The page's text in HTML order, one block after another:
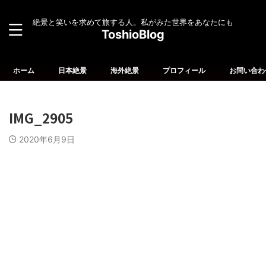
絶景と笑いを求めて旅する人。私がみた世界をあなたにも
ToshioBlog
ホーム 日本絶景 海外絶景 プロフィール お問い合
IMG_2905
2020年6月9日